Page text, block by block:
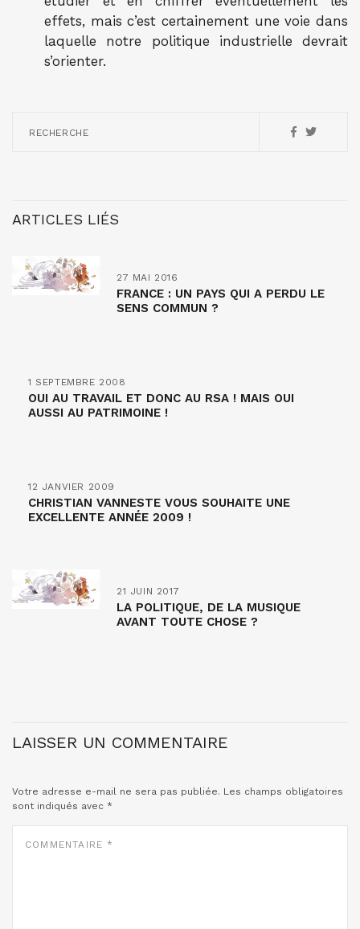
effets, mais c’est certainement une voie dans
laquelle notre politique industrielle devrait
s’orienter.
RECHERCHE
ARTICLES LIÉS
27 MAI 2016
FRANCE : UN PAYS QUI A PERDU LE
SENS COMMUN ?
1 SEPTEMBRE 2008
OUI AU TRAVAIL ET DONC AU RSA ! MAIS OUI
AUSSI AU PATRIMOINE !
12 JANVIER 2009
CHRISTIAN VANNESTE VOUS SOUHAITE UNE
EXCELLENTE ANNÉE 2009 !
21 JUIN 2017
LA POLITIQUE, DE LA MUSIQUE
AVANT TOUTE CHOSE ?
LAISSER UN COMMENTAIRE
Votre adresse e-mail ne sera pas publiée. Les champs obligatoires
sont indiqués avec *